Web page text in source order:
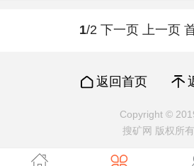
1/2 下一页 上一页
返回首页
Copyright ©
搜矿网 版权所有